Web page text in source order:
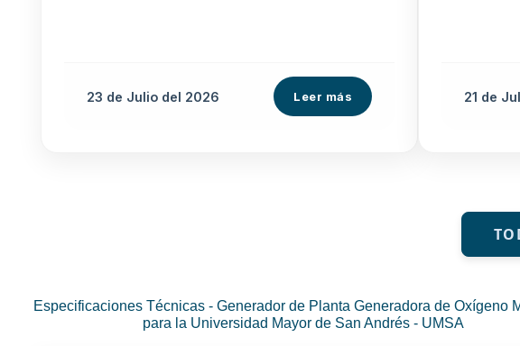
23 de Julio del 2026 Leer más 21 de
Especificaciones Técnicas - Generador de Planta Generadora de Oxígeno
para la Universidad Mayor de San Andrés - UMSA